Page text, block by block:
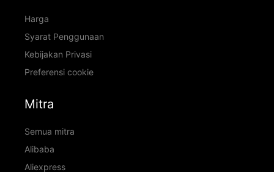
Harga
Syarat Penggunaan
Kebijakan Privasi
Preferensi cookie
Mitra
Semua mitra
Alibaba
Aliexpress